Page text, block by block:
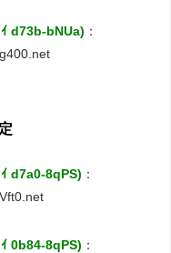
d73b-bNUa) ：
d7a0-8qPS) ：
0b84-8qPS) ：